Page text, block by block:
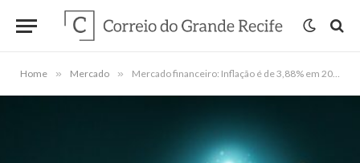
Home » Mercado » Mercado financeiro: Inflação é de 3,88% em 2024